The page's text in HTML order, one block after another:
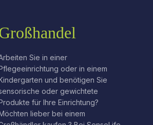
Sie in einer
oder in einem
und benötigen Sie
oder gewichtete
für Ihre Einrichtung?
lieber bei einem